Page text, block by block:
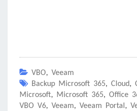
VBO, Veeam
Backup Microsoft 365, Cloud,
Microsoft, Microsoft 365, Office
VBO V6, Veeam, Veeam Portal ,